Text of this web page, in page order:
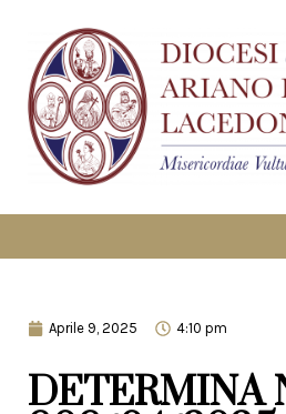
Aprile 9, 2025 4:10 pm
DETERMINA